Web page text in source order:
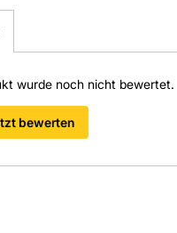
wurde noch nicht bewertet.
bewerten